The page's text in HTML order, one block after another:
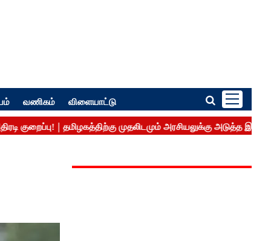
வணிகம் விளையாட்டு